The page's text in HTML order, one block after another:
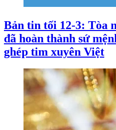
Bản tin tối 12-3: Tòa
đã hoàn thành sứ
ghép tim xuyên Việt